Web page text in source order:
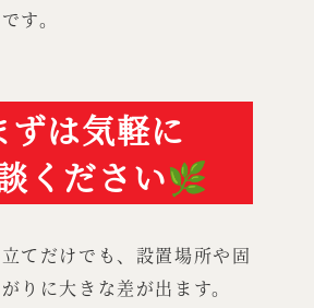
です。
は気軽に
ください🌿
てだけでも、設置場所や固
りに大きな差が出ます。